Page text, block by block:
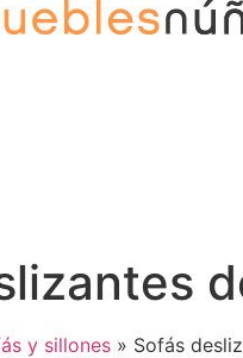
y sillones » Sofás